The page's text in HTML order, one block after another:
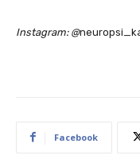
Instagram: @
Facebook